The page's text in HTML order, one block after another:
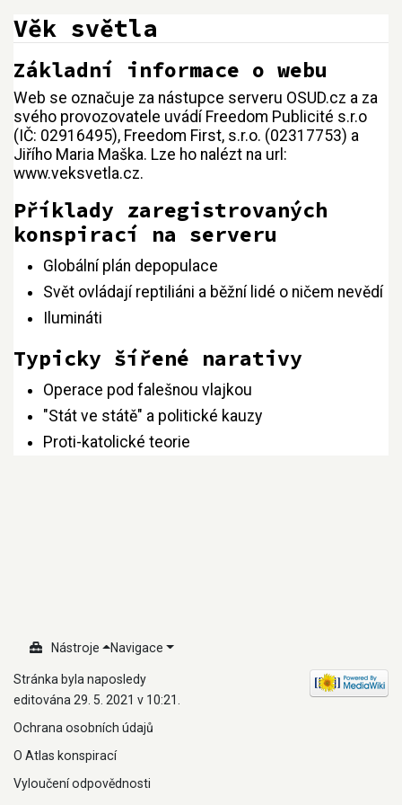
Věk světla
Přejít na:navigace ,hledání
Základní informace o webu
Web se označuje za nástupce serveru OSUD.cz a za
svého provozovatele uvádí Freedom Publicité s.r.o
(IČ: 02916495), Freedom First, s.r.o. (02317753) a
Jiřího Maria Maška. Lze ho nalézt na url:
www.veksvetla.cz.
Příklady zaregistrovaných
konspirací na serveru
Globální plán depopulace
Svět ovládají reptiliáni a běžní lidé o ničem nevědí
Ilumináti
Typicky šířené narativy
Operace pod falešnou vlajkou
"Stát ve státě" a politické kauzy
Proti-katolické teorie
Nástroje Navigace
Stránka byla naposledy
editována 29. 5. 2021 v 10:21.
Ochrana osobních údajů
O Atlas konspirací
Vyloučení odpovědnosti